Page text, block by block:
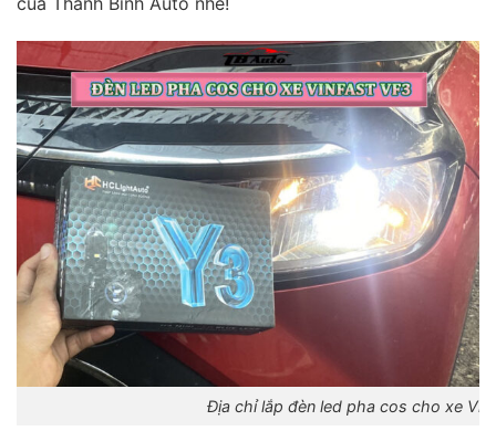
Địa chỉ lắp đèn led pha cos cho xe